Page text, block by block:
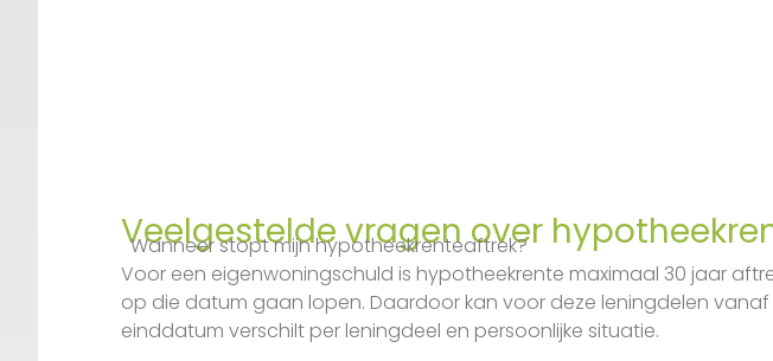
Veelgestelde vragen over
Wanneer stopt mijn hypotheekrenteaftrek?
Voor een eigenwoningschuld is hypotheekrente maximaal 30 jaar
op die datum gaan lopen. Daardoor kan voor deze leningdelen
einddatum verschilt per leningdeel en persoonlijke situatie.